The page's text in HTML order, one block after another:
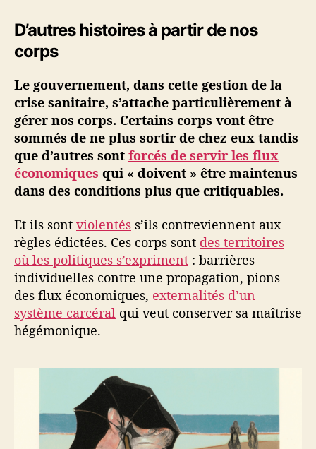
D’autres histoires à partir de nos
corps
Le gouvernement, dans cette gestion de la
crise sanitaire, s’attache particulièrement à
gérer nos corps. Certains corps vont être
sommés de ne plus sortir de chez eux tandis
que d’autres sont forcés de servir les flux
économiques qui « doivent » être maintenus
dans des conditions plus que critiquables.
Et ils sont violentés s’ils contreviennent aux
règles édictées. Ces corps sont des territoires
où les politiques s’expriment : barrières
individuelles contre une propagation, pions
des flux économiques, externalités d’un
système carcéral qui veut conserver sa maîtrise
hégémonique.